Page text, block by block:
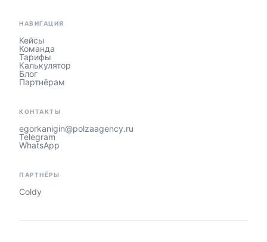
НАВИГАЦИЯ
Кейсы
Команда
Тарифы
Калькулятор
Блог
Партнёрам
КОНТАКТЫ
egorkanigin@polzaagency.ru
Telegram
WhatsApp
ПАРТНЁРЫ
Coldy